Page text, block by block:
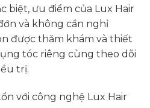
biệt, ưu điểm của Lux Hair
và không cần nghỉ
được thăm khám và thiết
tóc riêng cùng theo dõi
trị.